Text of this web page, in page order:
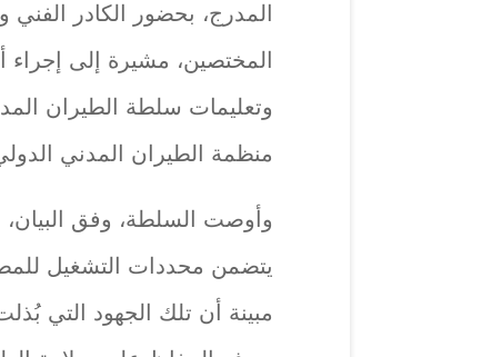
المدرج، بحضور الكادر
المختصين، مشيرة إلى إجراء
وتعليمات سلطة الطيران
منظمة الطيران المدني
يتضمن محددات التشغيل
مبينة أن تلك الجهود التي